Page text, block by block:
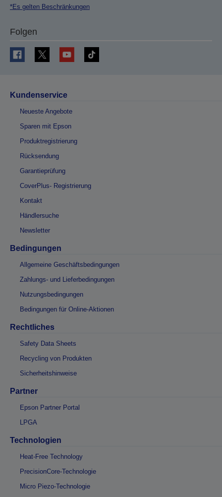
*Es gelten Beschränkungen
Folgen
Kundenservice
Neueste Angebote
Sparen mit Epson
Produktregistrierung
Rücksendung
Garantieprüfung
CoverPlus- Registrierung
Kontakt
Händlersuche
Newsletter
Bedingungen
Allgemeine Geschäftsbedingungen
Zahlungs- und Lieferbedingungen
Nutzungsbedingungen
Bedingungen für Online-Aktionen
Rechtliches
Safety Data Sheets
Recycling von Produkten
Sicherheitshinweise
Partner
Epson Partner Portal
LPGA
Technologien
Heat-Free Technology
PrecisionCore-Technologie
Micro Piezo-Technologie